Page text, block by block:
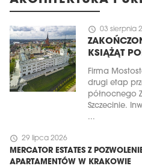
schedule 03 sierpnia
KSIĄŻĄT
Firma
drugi etap
północnego
Szczecinie.
...
schedule 29 lipca 2026
MERCATOR ESTATES Z
APARTAMENTÓW W KRAKOWIE